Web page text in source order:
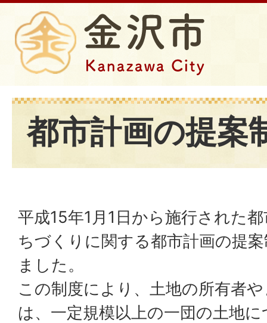
都市計画の提案
平成15年1月1日から施行された
ちづくりに関する都市計画の提
ました。
この制度により、土地の所有者
は、一定規模以上の一団の土地